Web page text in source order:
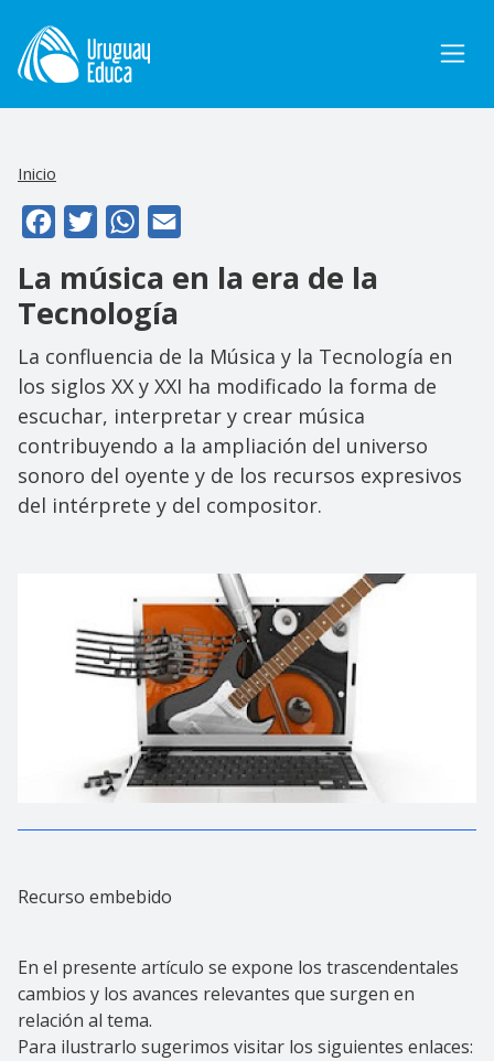
Inicio
FacebookTwitterWhatsApp
La música en la era de la
Tecnología
La confluencia de la Música y la Tecnología en
los siglos XX y XXI ha modificado la forma de
escuchar, interpretar y crear música
contribuyendo a la ampliación del universo
sonoro del oyente y de los recursos expresivos
del intérprete y del compositor.
Recurso embebido
En el presente artículo se expone los trascendentales
cambios y los avances relevantes que surgen en
relación al tema.
Para ilustrarlo sugerimos visitar los siguientes enlaces: